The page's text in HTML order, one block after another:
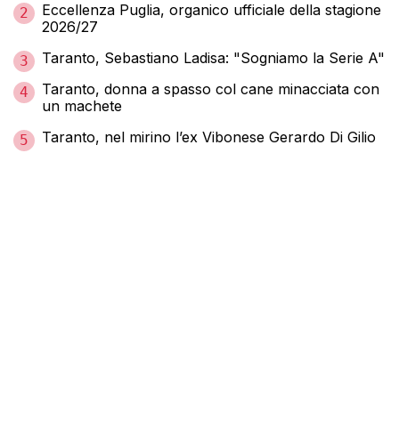
2
Eccellenza Puglia, organico ufficiale della stagione
2026/27
3 Taranto, Sebastiano Ladisa: "Sogniamo la Serie A"
4
Taranto, donna a spasso col cane minacciata con
un machete
5 Taranto, nel mirino l’ex Vibonese Gerardo Di Gilio